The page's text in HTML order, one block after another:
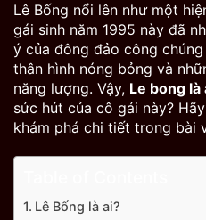
Lê Bống nổi lên như một
gái sinh năm 1995 này đã
ý của đông đảo công
thân hình nóng bỏng và
năng lượng. Vậy, Le bong là
sức hút của cô gái này?
khám phá chi tiết trong bài
Lê Bống là ai?